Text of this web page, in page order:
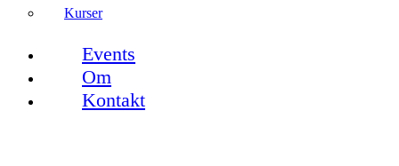
Kurser
Events
Om
Kontakt